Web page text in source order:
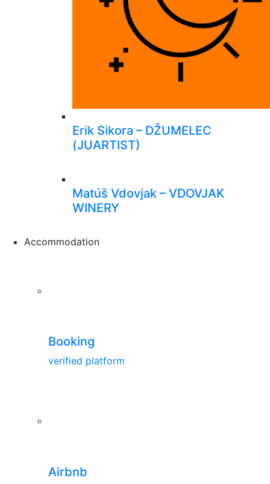
Erik Sikora – DŽUMELEC
(JUARTIST)
Matúš Vdovjak – VDOVJAK
WINERY
Accommodation
Booking
verified platform
Airbnb